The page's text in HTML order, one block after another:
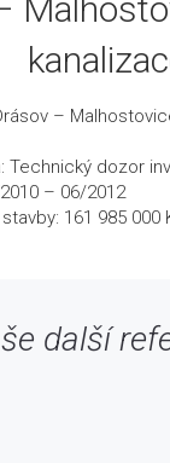
–
Technický dozor
– 06/2012
161 985 000
další